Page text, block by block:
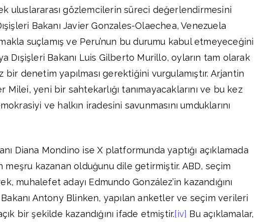
uluslararası gözlemcilerin süreci değerlendirmesini
Bakanı Javier Gonzales-Olaechea, Venezuela
suçlamış ve Peru’nun bu durumu kabul etmeyeceğini
Dışişleri Bakanı Luis Gilberto Murillo, oyların tam olarak
bir denetim yapılması gerektiğini vurgulamıştır. Arjantin
Milei, yeni bir sahtekarlığı tanımayacaklarını ve bu kez
ve halkın iradesini savunmasını umduklarını
Diana Mondino ise X platformunda yaptığı açıklamada
meşru kazanan olduğunu dile getirmiştir. ABD, seçim
muhalefet adayı Edmundo González’in kazandığını
Antony Blinken, yapılan anketler ve seçim verileri
bir şekilde kazandığını ifade etmiştir.[iv] Bu açıklamalar,